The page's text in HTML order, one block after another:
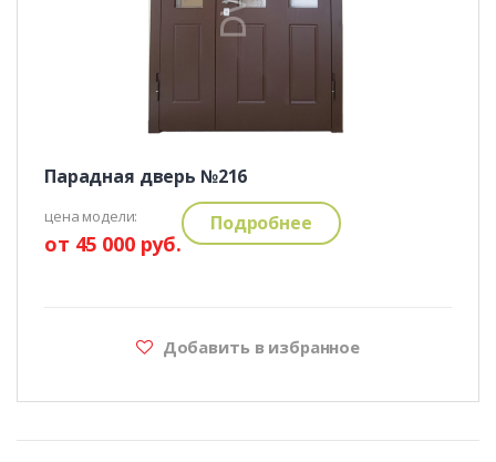
Парадная дверь №216
цена модели:
от 45 000 руб.
Подробнее
Добавить в избранное